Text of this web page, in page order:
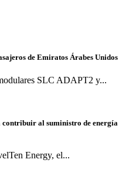
de Emiratos Árabes Unidos
SLC ADAPT2 y...
al suministro de energía
Energy, el...